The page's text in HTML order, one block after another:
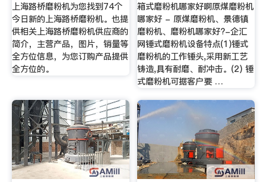
上海路桥磨粉机为您找到74个
今日新的上海路桥磨粉机。也提
供相关上海路桥磨粉机供应商的
简介，主营产品，图片，销量等
全方位信息，为您订购产品提供
全方位的。
箱式磨粉机哪家好啊原煤磨粉机
哪家好 - 原煤磨粉机、景德镇
磨粉机、磨粉机哪家好?-企汇
网锤式磨粉机设备特点(1)锤式
磨粉机的工作锤头,采用新工艺
铸造,具有耐磨、耐冲击。(2) 锤
式磨粉机可据客户要 …